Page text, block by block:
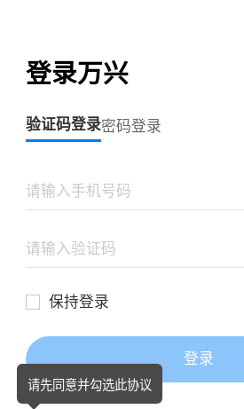
登录万兴
验证码登录密码登录
保持登录
登录
请先同意并勾选此协议